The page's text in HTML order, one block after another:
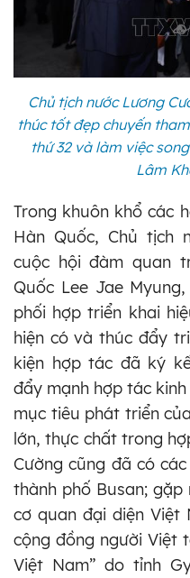
Chủ tịch nước Lương
thúc tốt đẹp chuyến
thứ 32 và làm việc
Lâm
Trong khuôn khổ các
Hàn Quốc, Chủ tịch
cuộc hội đàm quan
Quốc Lee Jae
phối hợp triển khai
hiện có và thúc đẩy
kiện hợp tác đã ký
đẩy mạnh hợp tác
mục tiêu phát triển
lớn, thực chất trong
Cường cũng đã có
thành phố Busan;
cơ quan đại diện Việt
cộng đồng người Việt
Việt Nam” do tỉnh